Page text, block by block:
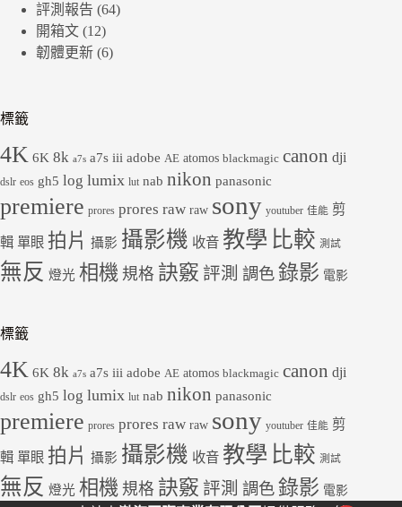
評測報告 (64)
開箱文 (12)
韌體更新 (6)
標籤
4K 6K 8k a7s a7s iii adobe AE atomos blackmagic canon dji
dslr eos gh5 log lumix lut nab nikon panasonic
premiere prores prores raw raw sony youtuber 佳能 剪
輯 單眼 拍片 攝影 攝影機 收音 教學 比較 測試
無反 燈光 相機 規格 訣竅 評測 調色 錄影 電影
標籤
4K 6K 8k a7s a7s iii adobe AE atomos blackmagic canon dji
dslr eos gh5 log lumix lut nab nikon panasonic
premiere prores prores raw raw sony youtuber 佳能 剪
輯 單眼 拍片 攝影 攝影機 收音 教學 比較 測試
無反 燈光 相機 規格 訣竅 評測 調色 錄影 電影